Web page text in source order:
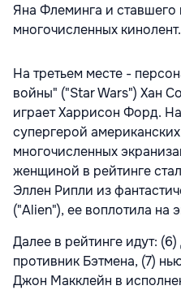
Яна Флеминга и
многочисленных кинолент.
На третьем месте -
войны" ("Star Wars") Хан
играет Харрисон Форд.
супергерой
многочисленных
женщиной в рейтинге
Эллен Рипли из
("Alien"), ее воплотила на
Далее в рейтинге идут:
противник Бэтмена, (7)
Джон Макклейн в